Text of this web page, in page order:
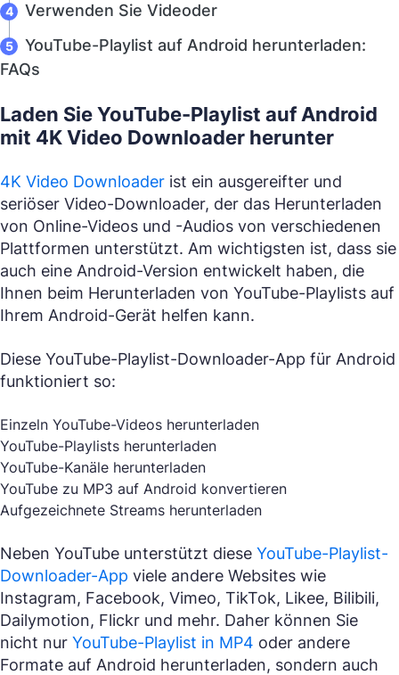
Verwenden Sie Videoder
YouTube-Playlist auf Android herunterladen:
FAQs
Laden Sie YouTube-Playlist auf Android
mit 4K Video Downloader herunter
4K Video Downloader ist ein ausgereifter und
seriöser Video-Downloader, der das Herunterladen
von Online-Videos und -Audios von verschiedenen
Plattformen unterstützt. Am wichtigsten ist, dass sie
auch eine Android-Version entwickelt haben, die
Ihnen beim Herunterladen von YouTube-Playlists auf
Ihrem Android-Gerät helfen kann.
Diese YouTube-Playlist-Downloader-App für Android
funktioniert so:
Einzeln YouTube-Videos herunterladen
YouTube-Playlists herunterladen
YouTube-Kanäle herunterladen
YouTube zu MP3 auf Android konvertieren
Aufgezeichnete Streams herunterladen
Neben YouTube unterstützt diese YouTube-Playlist-
Downloader-App viele andere Websites wie
Instagram, Facebook, Vimeo, TikTok, Likee, Bilibili,
Dailymotion, Flickr und mehr. Daher können Sie
nicht nur YouTube-Playlist in MP4 oder andere
Formate auf Android herunterladen, sondern auch